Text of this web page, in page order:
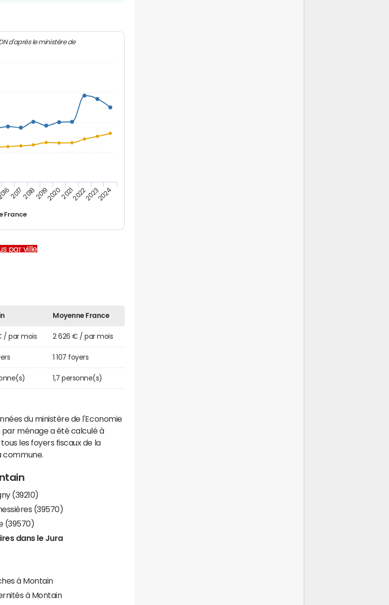
d'après le ministère de
France
20172018201920202021202220232024
par ville
Moyenne France
/ par mois 2 626 € / par mois
1 107 foyers
1,7 personne(s)
du ministère de l'Economie
par ménage a été calculé à
les foyers fiscaux de la
commune.
(39210)
(39570)
(39570)
dans le Jura
Crèches à Montain
à Montain